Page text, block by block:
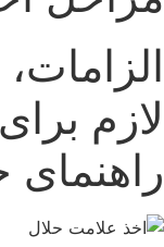
لازم
راهنمای